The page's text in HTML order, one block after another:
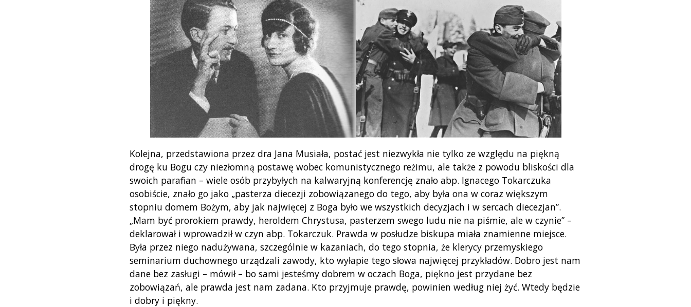
Kolejna, przedstawiona przez dra Jana Musiała, postać jest niezwykła nie tylko ze względu na piękną
drogę ku Bogu czy niezłomną postawę wobec komunistycznego reżimu, ale także z powodu bliskości dla
swoich parafian – wiele osób przybyłych na kalwaryjną konferencję znało abp. Ignacego Tokarczuka
osobiście, znało go jako „pasterza diecezji zobowiązanego do tego, aby była ona w coraz większym
stopniu domem Bożym, aby jak najwięcej z Boga było we wszystkich decyzjach i w sercach diecezjan”.
„Mam być prorokiem prawdy, heroldem Chrystusa, pasterzem swego ludu nie na piśmie, ale w czynie” –
deklarował i wprowadził w czyn abp. Tokarczuk. Prawda w posłudze biskupa miała znamienne miejsce.
Była przez niego nadużywana, szczególnie w kazaniach, do tego stopnia, że klerycy przemyskiego
seminarium duchownego urządzali zawody, kto wyłapie tego słowa najwięcej przykładów. Dobro jest nam
dane bez zasługi – mówił – bo sami jesteśmy dobrem w oczach Boga, piękno jest przydane bez
zobowiązań, ale prawda jest nam zadana. Kto przyjmuje prawdę, powinien według niej żyć. Wtedy będzie
i dobry i piękny.